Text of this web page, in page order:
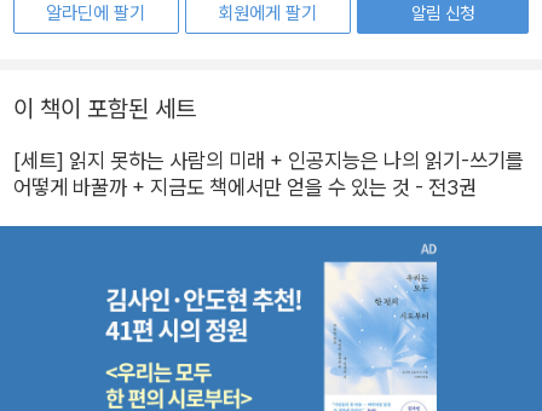
알라딘에 팔기
회원에게 팔기
알림 신청
이 책이 포함된 세트
[세트] 읽지 못하는 사람의 미래 + 인공지능은 나의 읽기-쓰기를
어떻게 바꿀까 + 지금도 책에서만 얻을 수 있는 것 - 전3권